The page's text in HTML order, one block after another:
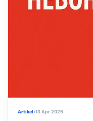
Artikel•13 Apr 2025